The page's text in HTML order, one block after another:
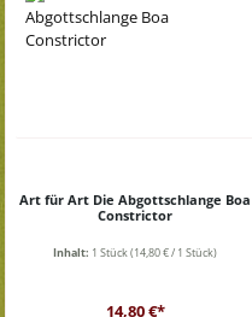
Art für Art Die Abgottschlange Boa
Constrictor
Inhalt: 1 Stück(14,80 € / 1 Stück)
Regulärer Preis:
14,80 €*